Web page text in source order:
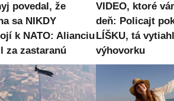
povedal, že
sa NIKDY
k NATO: Alianciu
za zastaranú
VIDEO, ktoré
deň: Policajt
LÍŠKU, tá
výhovorku